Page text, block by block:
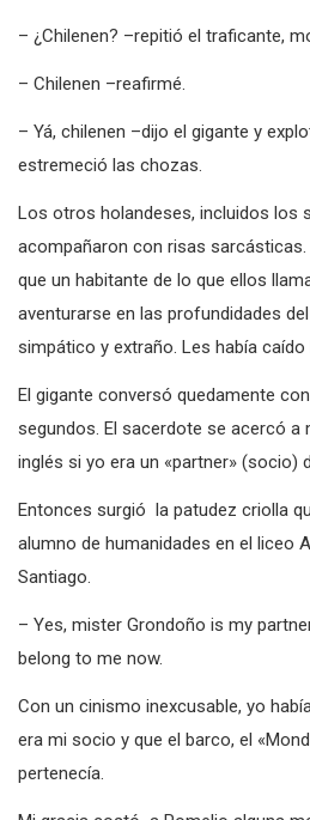
– ¿Chilenen? –repitió el traficante,
– Chilenen –reafirmé.
– Yá, chilenen –dijo el gigante y
estremeció las chozas.
Los otros holandeses, incluidos los
acompañaron con risas
que un habitante de lo que ellos
aventurarse en las profundidades
simpático y extraño. Les había caído
El gigante conversó quedamente
segundos. El sacerdote se acercó a
inglés si yo era un «partner» (socio)
Entonces surgió la patudez criolla
alumno de humanidades en el liceo
Santiago.
– Yes, mister Grondoño is my
belong to me now.
Con un cinismo inexcusable, yo
era mi socio y que el barco, el
pertenecía.